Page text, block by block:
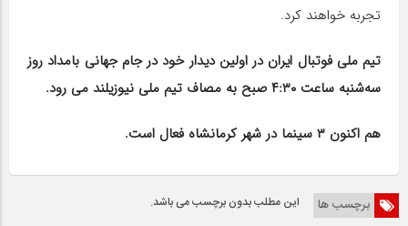
تجربه خواهند کرد.
تیم ملی فوتبال ایران در اولین دیدار خود در جام جهانی بامداد روز
سه‌شنبه ساعت ۴:۳۰ صبح به مصاف تیم ملی نیوزیلند می رود.
هم اکنون ۳ سینما در شهر کرمانشاه فعال است.
برچسب ها این مطلب بدون برچسب می باشد.